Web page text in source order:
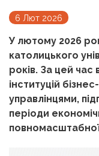
6 Лют 2026
У лютому 2026
католицького
років. За цей час
інституцій
управлінцями,
періоди
повномасштабної